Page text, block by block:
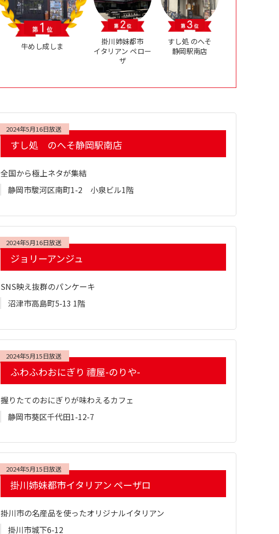
牛めし成しま
掛川姉妹都市
イタリアン ペロー
ザ
すし処 のへそ
静岡駅南店
2024年5月16日放送
すし処 のへそ静岡駅南店
全国から極上ネタが集結
静岡市駿河区南町1-2 小泉ビル1階
2024年5月16日放送
ジョリーアンジュ
SNS映え抜群のパンケーキ
沼津市高島町5-13 1階
2024年5月15日放送
ふわふわおにぎり 禮屋-のりや-
握りたてのおにぎりが味わえるカフェ
静岡市葵区千代田1-12-7
2024年5月15日放送
掛川姉妹都市イタリアン ペーザロ
掛川市の名産品を使ったオリジナルイタリアン
掛川市城下6-12